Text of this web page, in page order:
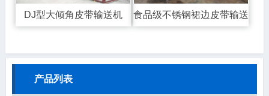
DJ型大倾角皮带输送机 食品级不锈钢裙边皮带输送机
产品列表